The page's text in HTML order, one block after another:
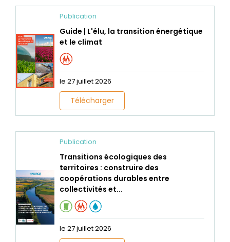
Publication
Guide | L'élu, la transition énergétique
et le climat
le 27 juillet 2026
Télécharger
Publication
Transitions écologiques des
territoires : construire des
coopérations durables entre
collectivités et...
le 27 juillet 2026